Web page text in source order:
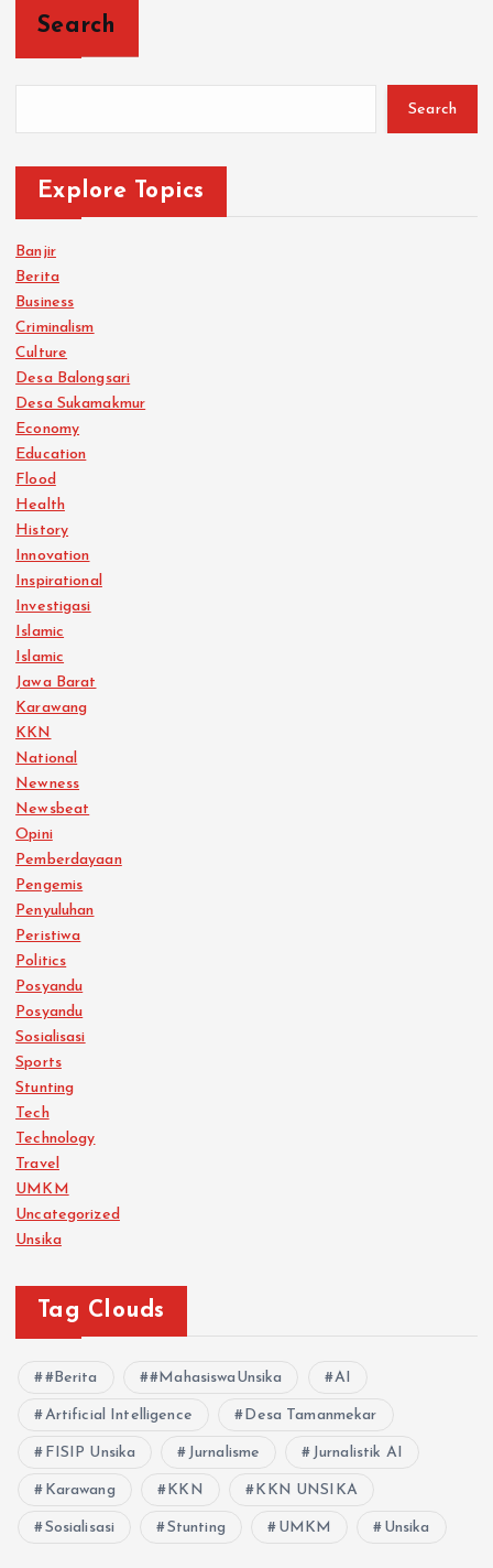
Search
Search
Explore Topics
Banjir
Berita
Business
Criminalism
Culture
Desa Balongsari
Desa Sukamakmur
Economy
Education
Flood
Health
History
Innovation
Inspirational
Investigasi
Islamic
Islamic
Jawa Barat
Karawang
KKN
National
Newness
Newsbeat
Opini
Pemberdayaan
Pengemis
Penyuluhan
Peristiwa
Politics
Posyandu
Posyandu
Sosialisasi
Sports
Stunting
Tech
Technology
Travel
UMKM
Uncategorized
Unsika
Tag Clouds
#Berita #MahasiswaUnsika AI
Artificial Intelligence Desa Tamanmekar
FISIP Unsika Jurnalisme Jurnalistik AI
Karawang KKN KKN UNSIKA
Sosialisasi Stunting UMKM Unsika